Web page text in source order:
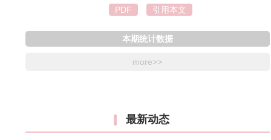
现中国式现代化动态平衡的发展机制；超越性叙事致力于
方霸权，推动文明层级实现实质性跃升。这三重维度是中
仅构建起根基扎实、逻辑自洽的叙事体系，也为人类探索
PDF
引用本文
本期统计数据
more>>
最新动态